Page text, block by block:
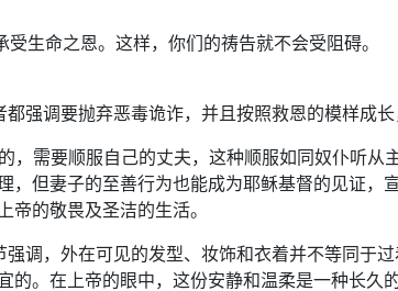
生命之恩。这样，你们的祷告就不会受阻碍。
强调要抛弃恶毒诡诈，并且按照救恩的模样成长
需要顺服自己的丈夫，这种顺服如同奴仆听从
但妻子的至善行为也能成为耶稣基督的见证，
的敬畏及圣洁的生活。
调，外在可见的发型、妆饰和衣着并不等同于
。在上帝的眼中，这份安静和温柔是一种长久